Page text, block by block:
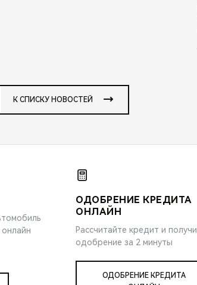
К СПИСКУ НОВОСТЕЙ
ОДОБРЕНИЕ КРЕДИТА
ОНЛАЙН
Рассчитайте кредит и
одобрение за 2 минуты
ОДОБРЕНИЕ КРЕДИТА